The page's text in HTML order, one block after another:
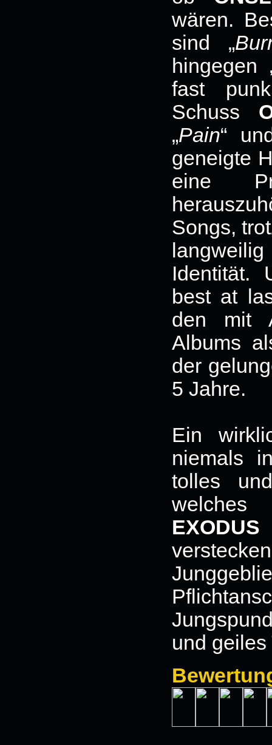
wären.
sind „
hingegen
fast
Schuss
„Pain“
geneigte
eine
Songs,
Identität.
best at
den mit
Albums
der
5 Jahre.
Ein
niemals
tolles
EXODUS
und geiles